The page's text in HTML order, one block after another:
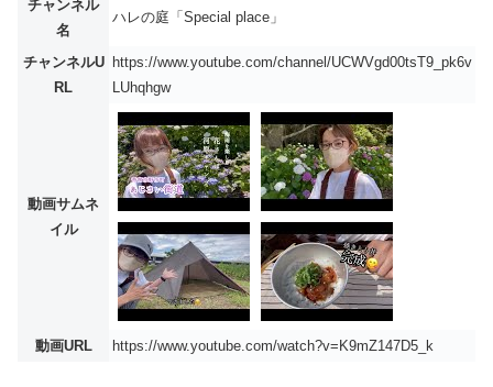
チャンネル
名
ハレの庭「Special place」
チャンネルU
RL
https://www.youtube.com/channel/UCWVgd00tsT9_pk6v
LUhqhgw
動画サムネ
イル
動画URL https://www.youtube.com/watch?v=K9mZ147D5_k